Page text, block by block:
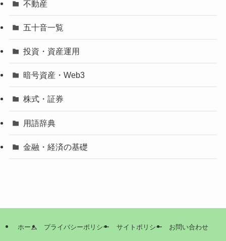
不動産
五十音一覧
投資・資産運用
暗号資産・Web3
株式・証券
用語辞典
金融・経済の基礎
ホーム プライバシーポリシー サイトポリシー お問い合わせ